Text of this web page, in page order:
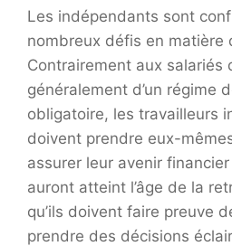
Les indépendants sont
nombreux défis en matière
Contrairement aux salariés
généralement d’un régime
obligatoire, les travailleurs
doivent prendre eux-
assurer leur avenir financier
auront atteint l’âge de la
qu’ils doivent faire preuve
prendre des décisions